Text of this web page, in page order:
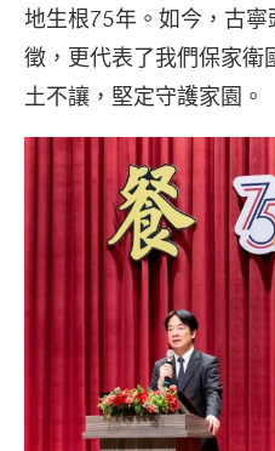
地生根75年。如今，古
徵，更代表了我們保家
土不讓，堅定守護家園。